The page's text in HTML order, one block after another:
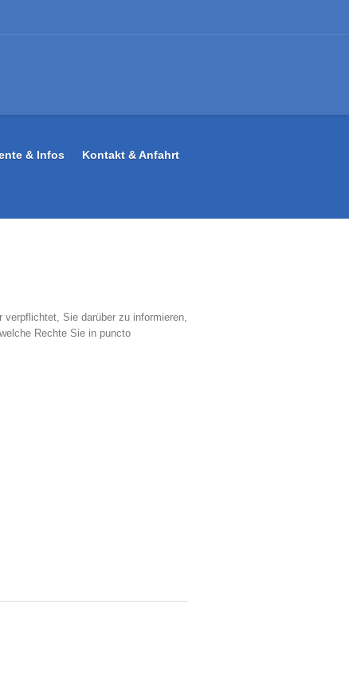
& Infos Kontakt & Anfahrt
Sie darüber zu informieren,
Rechte Sie in puncto